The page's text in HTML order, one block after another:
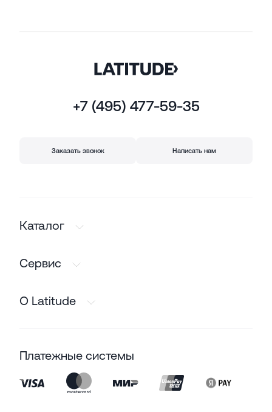
+7 (495) 477-59-35
Заказать звонок Написать нам
Каталог
Сервис
О Latitude
Платежные системы